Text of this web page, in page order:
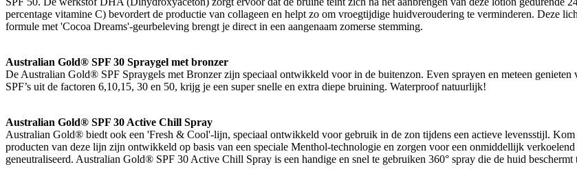
percentage vitamine C) bevordert de productie van collageen en helpt zo om vroegtijdige huidveroudering te verminderen. Deze
formule met 'Cocoa Dreams'-geurbeleving brengt je direct in een aangenaam zomerse stemming.
Australian Gold® SPF 30 Spraygel met bronzer
De Australian Gold® SPF Spraygels met Bronzer zijn speciaal ontwikkeld voor in de buitenzon. Even sprayen en meteen
SPF’s uit de factoren 6,10,15, 30 en 50, krijg je een super snelle en extra diepe bruining. Waterproof natuurlijk!
Australian Gold® SPF 30 Active Chill Spray
Australian Gold® biedt ook een 'Fresh & Cool'-lijn, speciaal ontwikkeld voor gebruik in de zon tijdens een actieve levensstijl.
producten van deze lijn zijn ontwikkeld op basis van een speciale Menthol-technologie en zorgen voor een onmiddellijk
geneutraliseerd. Australian Gold® SPF 30 Active Chill Spray is een handige en snel te gebruiken 360° spray die de huid